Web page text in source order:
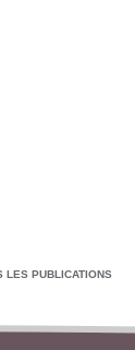
LES PUBLICATIONS